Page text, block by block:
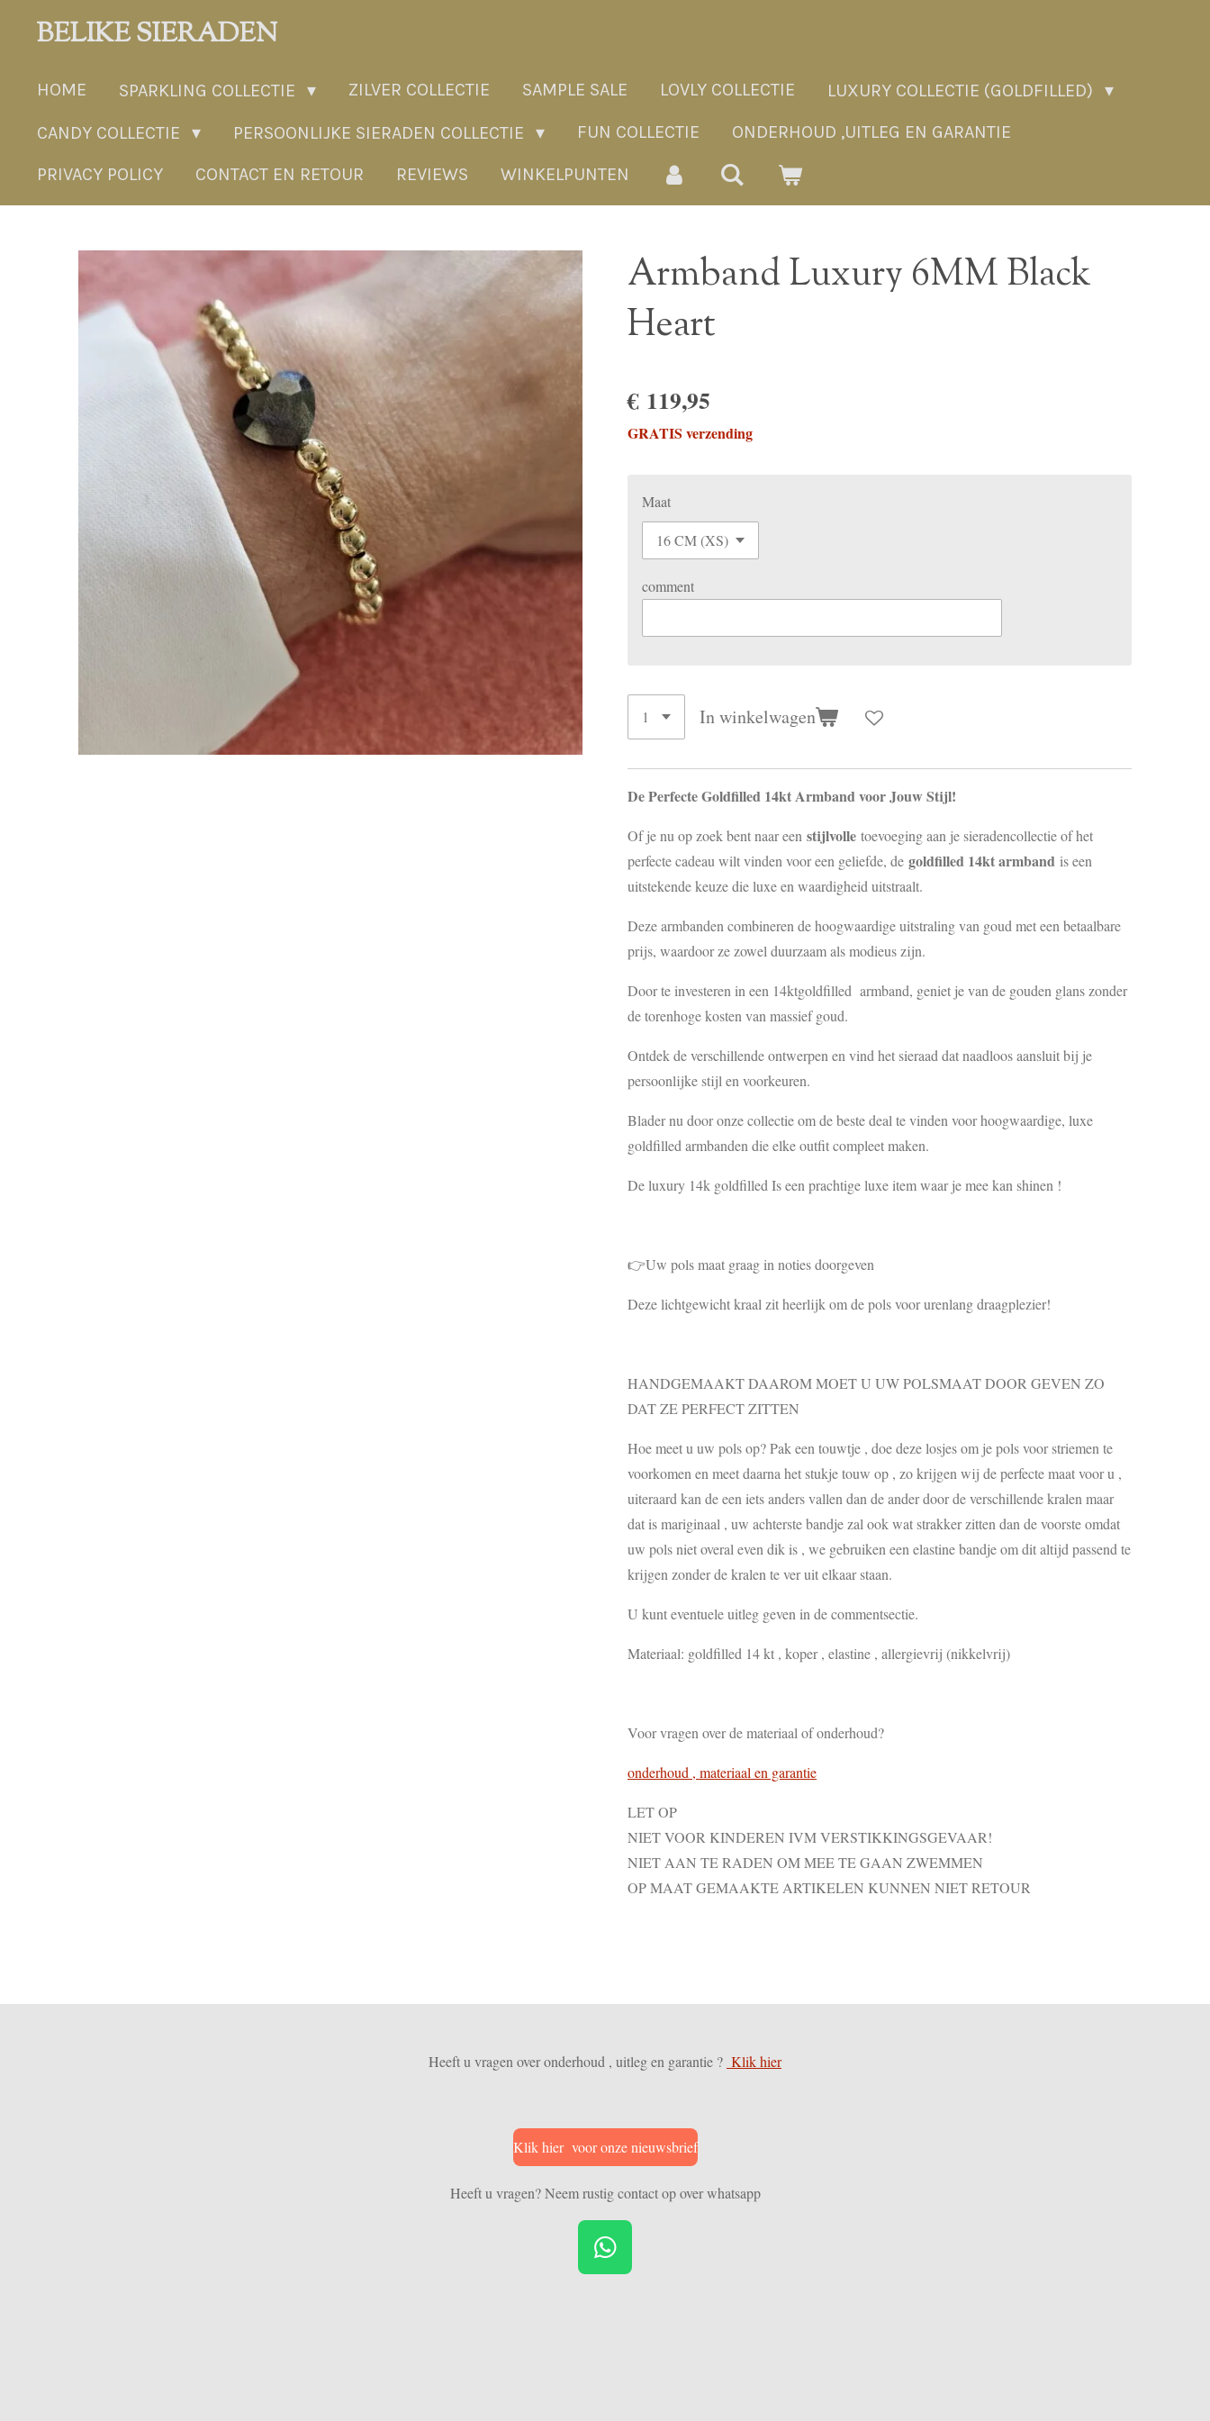
directBELIKE SIERADEN
HOME SPARKLING COLLECTIE ZILVER COLLECTIE SAMPLE SALE LOVLY COLLECTIE LUXURY COLLECTIE (GOLDFILLED)
CANDY COLLECTIE PERSOONLIJKE SIERADEN COLLECTIE FUN COLLECTIE ONDERHOUD ,UITLEG EN GARANTIE
PRIVACY POLICY CONTACT EN RETOUR REVIEWS WINKELPUNTEN
Armband Luxury 6MM Black
Heart
€ 119,95
GRATIS verzending
Maat
comment
In winkelwagen
De Perfecte Goldfilled 14kt Armband voor Jouw Stijl!
Of je nu op zoek bent naar een stijlvolle toevoeging aan je sieradencollectie of het
perfecte cadeau wilt vinden voor een geliefde, de goldfilled 14kt armband is een
uitstekende keuze die luxe en waardigheid uitstraalt.
Deze armbanden combineren de hoogwaardige uitstraling van goud met een betaalbare
prijs, waardoor ze zowel duurzaam als modieus zijn.
Door te investeren in een 14ktgoldfilled armband, geniet je van de gouden glans zonder
de torenhoge kosten van massief goud.
Ontdek de verschillende ontwerpen en vind het sieraad dat naadloos aansluit bij je
persoonlijke stijl en voorkeuren.
Blader nu door onze collectie om de beste deal te vinden voor hoogwaardige, luxe
goldfilled armbanden die elke outfit compleet maken.
De luxury 14k goldfilled Is een prachtige luxe item waar je mee kan shinen !
👉Uw pols maat graag in noties doorgeven
Deze lichtgewicht kraal zit heerlijk om de pols voor urenlang draagplezier!
HANDGEMAAKT DAAROM MOET U UW POLSMAAT DOOR GEVEN ZO
DAT ZE PERFECT ZITTEN
Hoe meet u uw pols op? Pak een touwtje , doe deze losjes om je pols voor striemen te
voorkomen en meet daarna het stukje touw op , zo krijgen wij de perfecte maat voor u ,
uiteraard kan de een iets anders vallen dan de ander door de verschillende kralen maar
dat is mariginaal , uw achterste bandje zal ook wat strakker zitten dan de voorste omdat
uw pols niet overal even dik is , we gebruiken een elastine bandje om dit altijd passend te
krijgen zonder de kralen te ver uit elkaar staan.
U kunt eventuele uitleg geven in de commentsectie.
Materiaal: goldfilled 14 kt , koper , elastine , allergievrij (nikkelvrij)
Voor vragen over de materiaal of onderhoud?
onderhoud , materiaal en garantie
LET OP
NIET VOOR KINDEREN IVM VERSTIKKINGSGEVAAR!
NIET AAN TE RADEN OM MEE TE GAAN ZWEMMEN
OP MAAT GEMAAKTE ARTIKELEN KUNNEN NIET RETOUR
Heeft u vragen over onderhoud , uitleg en garantie ? Klik hier
Klik hier voor onze nieuwsbrief
Heeft u vragen? Neem rustig contact op over whatsapp
W
h